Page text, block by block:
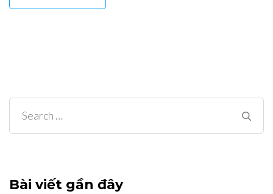
Search
for:
Bài viết gần đây